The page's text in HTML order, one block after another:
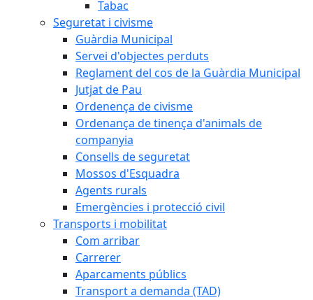
Tabac
Seguretat i civisme
Guàrdia Municipal
Servei d'objectes perduts
Reglament del cos de la Guàrdia Municipal
Jutjat de Pau
Ordenença de civisme
Ordenança de tinença d'animals de
companyia
Consells de seguretat
Mossos d'Esquadra
Agents rurals
Emergències i protecció civil
Transports i mobilitat
Com arribar
Carrerer
Aparcaments públics
Transport a demanda (TAD)